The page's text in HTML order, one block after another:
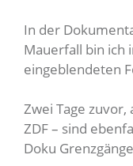
In der
Mauerfall bin ich
eingeblendeten
Zwei Tage
ZDF – sind
Doku